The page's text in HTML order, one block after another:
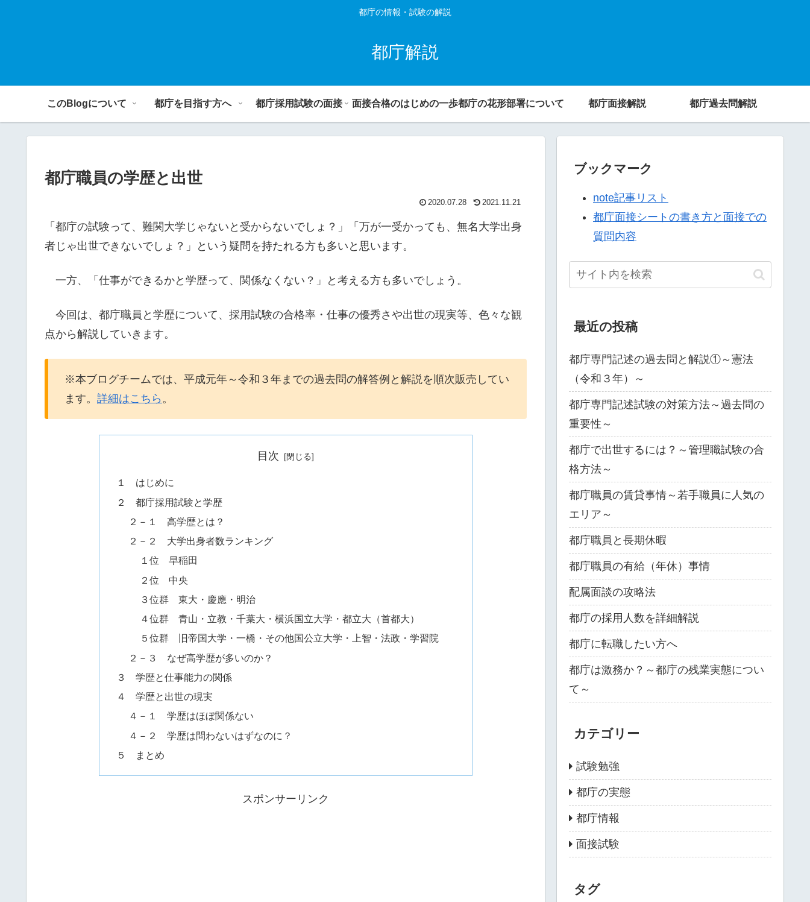
都庁の情報・試験の解説
都庁解説
このBlogについて 都庁を目指す方へ 都庁採用試験の面接 面接合格のはじめの一歩都庁の花形部署について 都庁面接解説 都庁過去問解説
都庁職員の学歴と出世
2020.07.28 2021.11.21
「都庁の試験って、難関大学じゃないと受からないでしょ？」「万が一受かっても、無名大学出身
者じゃ出世できないでしょ？」という疑問を持たれる方も多いと思います。
一方、「仕事ができるかと学歴って、関係なくない？」と考える方も多いでしょう。
今回は、都庁職員と学歴について、採用試験の合格率・仕事の優秀さや出世の現実等、色々な観
点から解説していきます。
※本ブログチームでは、平成元年～令和３年までの過去問の解答例と解説を順次販売してい
ます。 詳細はこちら 。
目次
１ はじめに
２ 都庁採用試験と学歴
２－１ 高学歴とは？
２－２ 大学出身者数ランキング
１位 早稲田
２位 中央
３位群 東大・慶應・明治
４位群 青山・立教・千葉大・横浜国立大学・都立大（首都大）
５位群 旧帝国大学・一橋・その他国公立大学・上智・法政・学習院
２－３ なぜ高学歴が多いのか？
３ 学歴と仕事能力の関係
４ 学歴と出世の現実
４－１ 学歴はほぼ関係ない
４－２ 学歴は問わないはずなのに？
５ まとめ
スポンサーリンク
ブックマーク
note記事リスト
都庁面接シートの書き方と面接での
質問内容
最近の投稿
都庁専門記述の過去問と解説①～憲法
（令和３年）～
都庁専門記述試験の対策方法～過去問の
重要性～
都庁で出世するには？～管理職試験の合
格方法～
都庁職員の賃貸事情～若手職員に人気の
エリア～
都庁職員と長期休暇
都庁職員の有給（年休）事情
配属面談の攻略法
都庁の採用人数を詳細解説
都庁に転職したい方へ
都庁は激務か？～都庁の残業実態につい
て～
カテゴリー
試験勉強
都庁の実態
都庁情報
面接試験
タグ